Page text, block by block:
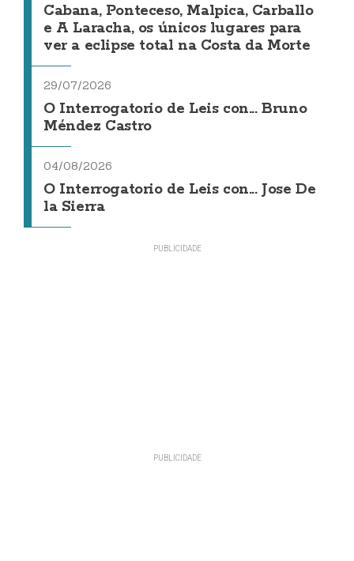
Cabana, Ponteceso, Malpica, Carballo
e A Laracha, os únicos lugares para
ver a eclipse total na Costa da Morte
29/07/2026
O Interrogatorio de Leis con... Bruno
Méndez Castro
04/08/2026
O Interrogatorio de Leis con... Jose De
la Sierra